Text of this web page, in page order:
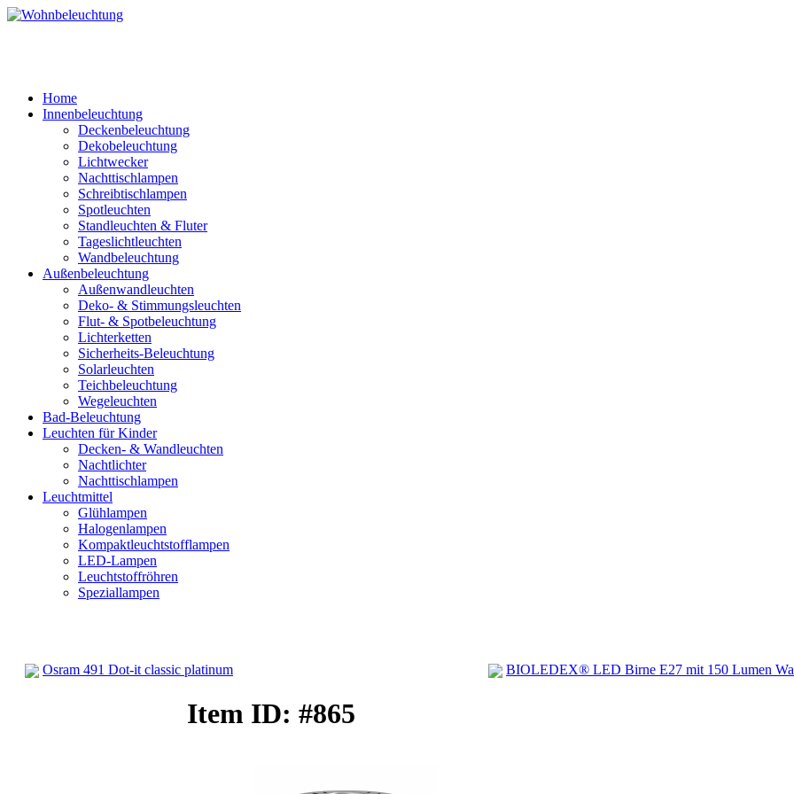
Home
Innenbeleuchtung
Deckenbeleuchtung
Dekobeleuchtung
Lichtwecker
Nachttischlampen
Schreibtischlampen
Spotleuchten
Standleuchten & Fluter
Tageslichtleuchten
Wandbeleuchtung
Außenbeleuchtung
Außenwandleuchten
Deko- & Stimmungsleuchten
Flut- & Spotbeleuchtung
Lichterketten
Sicherheits-Beleuchtung
Solarleuchten
Teichbeleuchtung
Wegeleuchten
Bad-Beleuchtung
Leuchten für Kinder
Decken- & Wandleuchten
Nachtlichter
Nachttischlampen
Leuchtmittel
Glühlampen
Halogenlampen
Kompaktleuchtstofflampen
LED-Lampen
Leuchtstoffröhren
Speziallampen
Osram 491 Dot-it classic platinum BIOLEDEX® LED Birne E27 mit 150 Lumen
Item ID: #865